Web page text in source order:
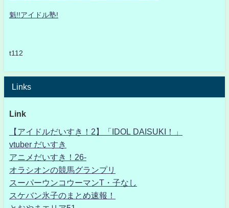
魁!!アイドル塾!
t112
Links
Link
【アイドルだいすき！2】「IDOL DAISUKI！」
vtuber だいすき
アニメだいすき！26-
オラシオンの競馬グランプリ
スーパーウンコウーマンT・子なし
スケバン氷子のまとめ速報！